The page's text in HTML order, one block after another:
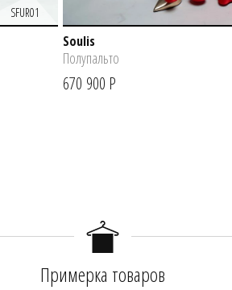
SFUR01
Soulis
Полупальто
670 900 Р
Примерка товаров